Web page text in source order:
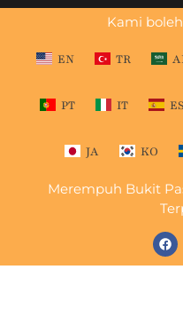
Kami
EN TR
PT IT ES
JA KO
Merempuh Bukit